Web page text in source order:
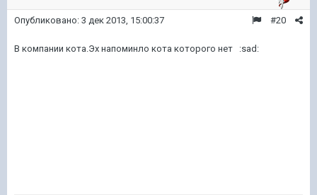
#20
Опубликовано: 3 дек 2013, 15:00:37
В компании кота.Эх напоминло кота которого нет :sad: